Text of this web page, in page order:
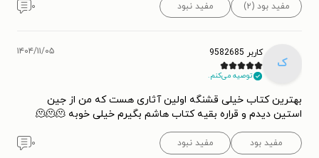
مفید بود (۲) مفید نبود ۰
ک
کاربر 9582685
توصیه می‌کنم.
۱۴۰۴/۱۱/۰۵
بهترین کتاب خیلی قشنگه اولین آثاری هست که من از جین
استین دیدم و قراره بقیه کتاب هاشم بگیرم خیلی خوبه 🫠🫠🫠
مفید بود مفید نبود ۰